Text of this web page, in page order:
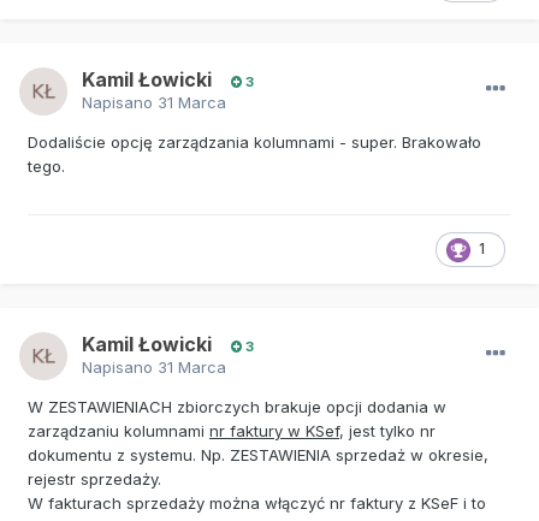
Kamil Łowicki 3
Napisano 31 Marca
Dodaliście opcję zarządzania kolumnami - super. Brakowało
tego.
1
Kamil Łowicki 3
Napisano 31 Marca
W ZESTAWIENIACH zbiorczych brakuje opcji dodania w
zarządzaniu kolumnami nr faktury w KSef, jest tylko nr
dokumentu z systemu. Np. ZESTAWIENIA sprzedaż w okresie,
rejestr sprzedaży.
W fakturach sprzedaży można włączyć nr faktury z KSeF i to